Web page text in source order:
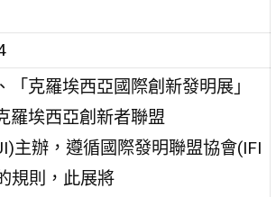
「克羅埃西亞國際創新發明展」
羅埃西亞創新者聯盟
主辦，遵循國際發明聯盟協會(IFI
規則，此展將